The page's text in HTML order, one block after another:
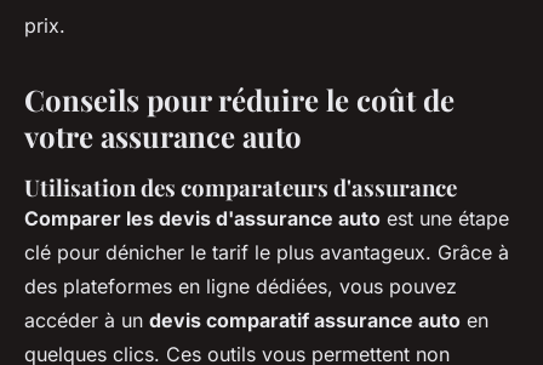
prix.
Conseils pour réduire le coût de
votre assurance auto
Utilisation des comparateurs d'assurance
Comparer les devis d'assurance auto est une étape
clé pour dénicher le tarif le plus avantageux. Grâce à
des plateformes en ligne dédiées, vous pouvez
accéder à un devis comparatif assurance auto en
quelques clics. Ces outils vous permettent non